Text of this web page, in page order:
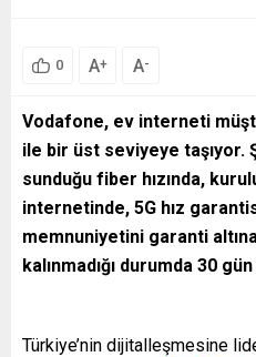
0 A+ A-
Vodafone, ev interneti
ile bir üst seviyeye taşıyor.
sunduğu fiber hızında,
internetinde, 5G hız
memnuniyetini garanti
kalınmadığı durumda 30
Türkiye’nin dijitalleşmesine